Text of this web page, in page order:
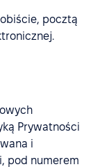
pocztą
Prywatności
i
pod numerem